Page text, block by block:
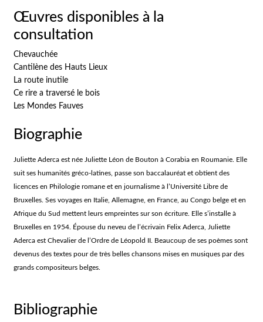
Œuvres disponibles à la
consultation
Chevauchée
Cantilène des Hauts Lieux
La route inutile
Ce rire a traversé le bois
Les Mondes Fauves
Biographie
Juliette Aderca est née Juliette Léon de Bouton à Corabia en Roumanie. Elle
suit ses humanités gréco-latines, passe son baccalauréat et obtient des
licences en Philologie romane et en journalisme à l’Université Libre de
Bruxelles. Ses voyages en Italie, Allemagne, en France, au Congo belge et en
Afrique du Sud mettent leurs empreintes sur son écriture. Elle s’installe à
Bruxelles en 1954. Épouse du neveu de l’écrivain Felix Aderca, Juliette
Aderca est Chevalier de l’Ordre de Léopold II. Beaucoup de ses poèmes sont
devenus des textes pour de très belles chansons mises en musiques par des
grands compositeurs belges.
Bibliographie